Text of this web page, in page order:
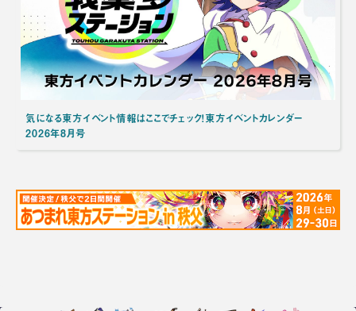
気になる東方イベント情報はここでチェック！東方イベントカレンダー
2026年8月号